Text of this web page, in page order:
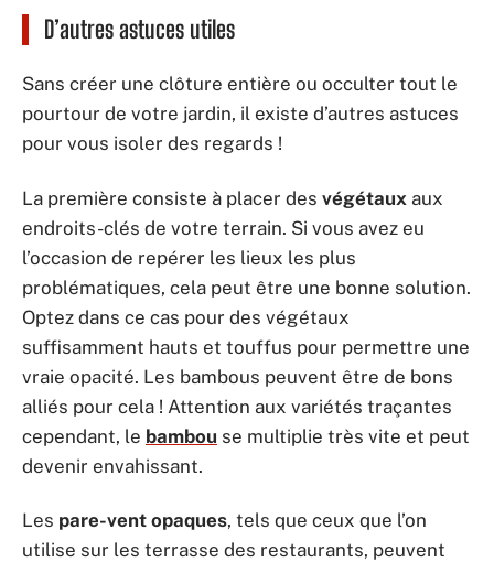
D’autres astuces utiles
Sans créer une clôture entière ou occulter tout le
pourtour de votre jardin, il existe d’autres astuces
pour vous isoler des regards !
La première consiste à placer des végétaux aux
endroits-clés de votre terrain. Si vous avez eu
l’occasion de repérer les lieux les plus
problématiques, cela peut être une bonne solution.
Optez dans ce cas pour des végétaux
suffisamment hauts et touffus pour permettre une
vraie opacité. Les bambous peuvent être de bons
alliés pour cela ! Attention aux variétés traçantes
cependant, le bambou se multiplie très vite et peut
devenir envahissant.
Les pare-vent opaques, tels que ceux que l’on
utilise sur les terrasse des restaurants, peuvent